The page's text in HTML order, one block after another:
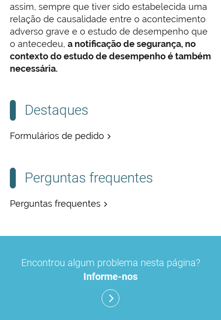
assim, sempre que tiver sido estabelecida uma
relação de causalidade entre o acontecimento
adverso grave e o estudo de desempenho que
o antecedeu, a notificação de segurança, no
contexto do estudo de desempenho é também
necessária.
Destaques
Formulários de pedido
Perguntas frequentes
Perguntas frequentes
Encontrou algum problema nesta página?
Informe-nos